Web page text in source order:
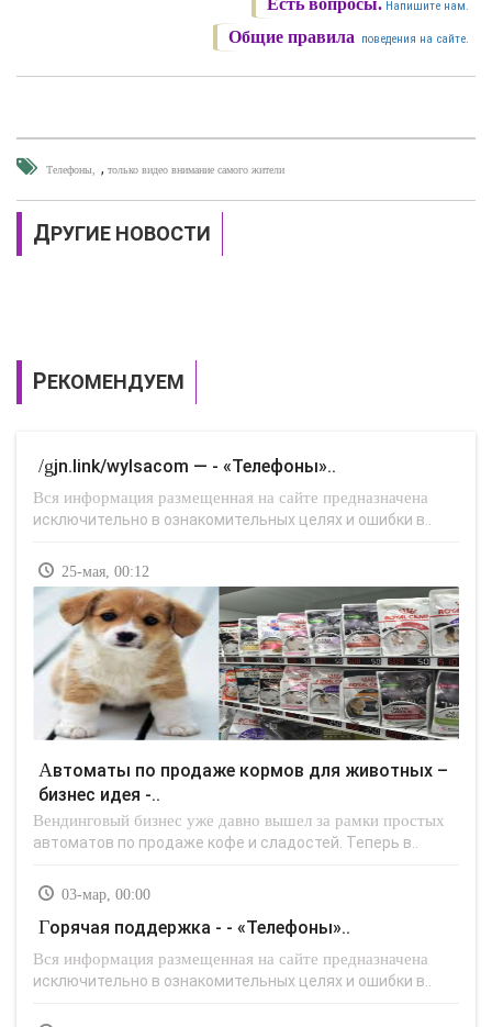
Есть вопросы. Напишите нам.
Общие правила поведения на сайте.
Телефоны , только видео внимание самого жители
ДРУГИЕ НОВОСТИ
РЕКОМЕНДУЕМ
/gjn.link/wylsacom — - «Телефоны»..
Вся информация размещенная на сайте предназначена
исключительно в ознакомительных целях и ошибки в..
25-мая, 00:12
Автоматы по продаже кормов для животных –
бизнес идея -..
Вендинговый бизнес уже давно вышел за рамки простых
автоматов по продаже кофе и сладостей. Теперь в..
03-мар, 00:00
Горячая поддержка - - «Телефоны»..
Вся информация размещенная на сайте предназначена
исключительно в ознакомительных целях и ошибки в..